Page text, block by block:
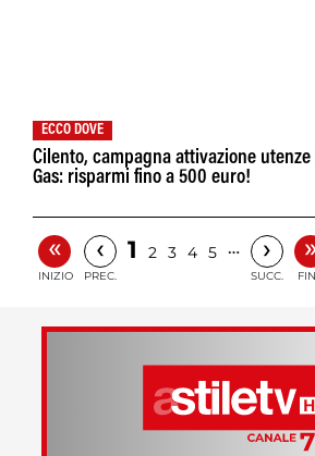
ECCO DOVE
Cilento, campagna attivazione
Gas: risparmi fino a 500 euro!
«
INIZIO
‹
PREC.
1 2 3 4 5 … ›
SUCC.